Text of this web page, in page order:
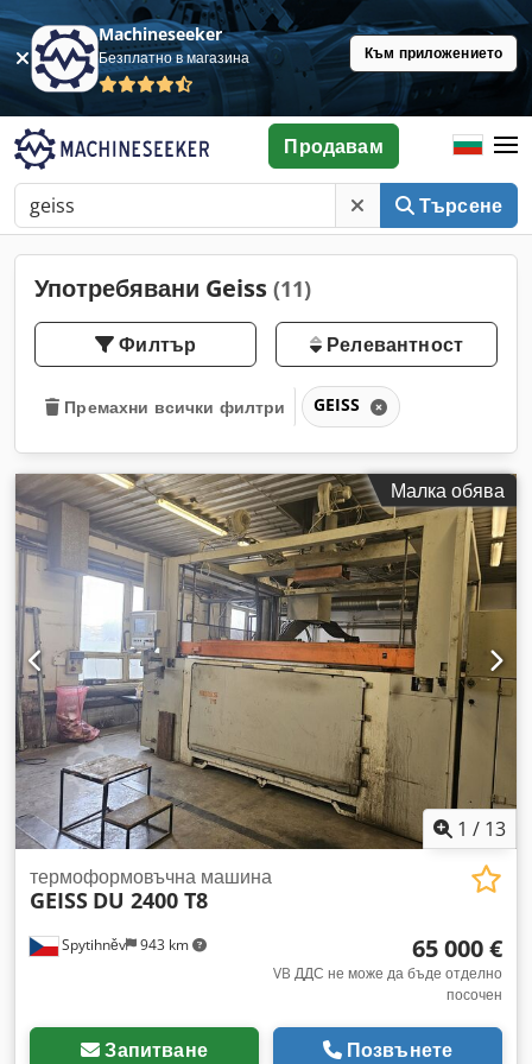
Machineseeker
Безплатно в магазина Към приложението
Търсене
Продавам
Употребявани Geiss (11)
Филтър Релевантност
Премахни всички филтри GEISS
Малка обява
1 / 13
Spytihněv 943 km
термоформовъчна машина
GEISS DU 2400 T8
65 000 €
VB ДДС не може да бъде отделно
посочен
Запитване Позвънете